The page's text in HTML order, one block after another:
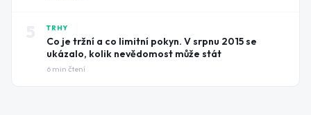
TRHY
Co je tržní a co limitní pokyn. V srpnu 2015 se
ukázalo, kolik nevědomost může stát
6 min čtení